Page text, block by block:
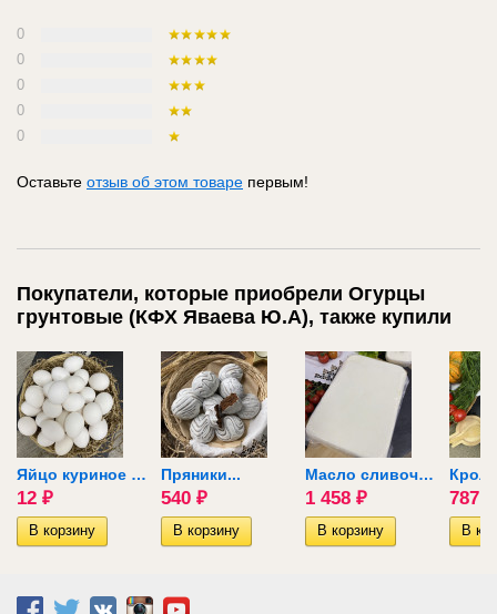
0
0
0
0
0
Оставьте отзыв об этом товаре первым!
Покупатели, которые приобрели Огурцы
грунтовые (КФХ Яваева Ю.А), также купили
Яйцо куриное Супер Ник...
12 ₽
Пряники...
540 ₽
Масло сливочное...
1 458 ₽ 787